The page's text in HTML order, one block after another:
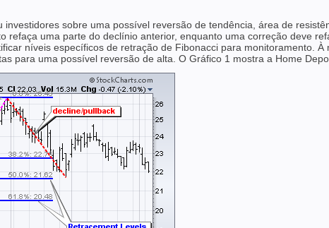
sobre uma possível reversão de tendência, área de
refaça uma parte do declínio anterior, enquanto uma correção deve
níveis específicos de retração de Fibonacci para monitoramento.
para uma possível reversão de alta. O Gráfico 1 mostra a Home